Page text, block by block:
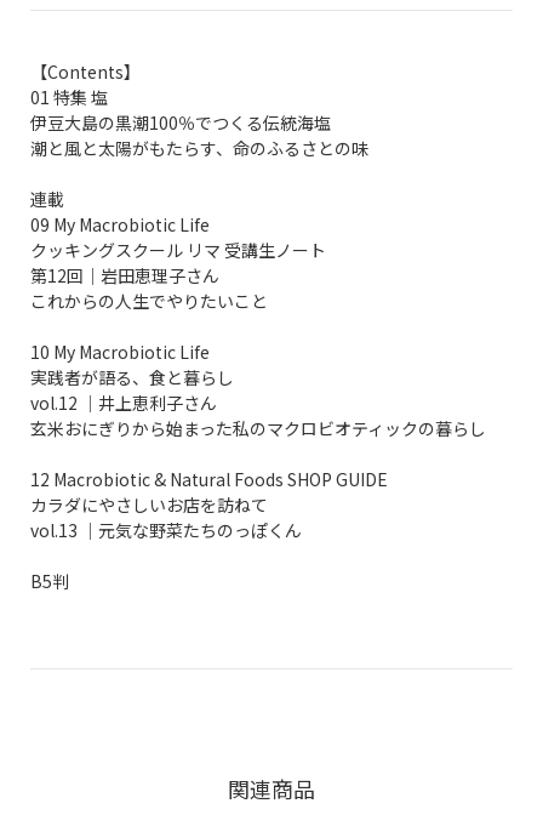
【Contents】
01 特集 塩
伊豆大島の黒潮100％でつくる伝統海塩
潮と風と太陽がもたらす、命のふるさとの味
連載
09 My Macrobiotic Life
クッキングスクール リマ 受講生ノート
第12回│岩田恵理子さん
これからの人生でやりたいこと
10 My Macrobiotic Life
実践者が語る、食と暮らし
vol.12 │井上恵利子さん
玄米おにぎりから始まった私のマクロビオティックの暮らし
12 Macrobiotic & Natural Foods SHOP GUIDE
カラダにやさしいお店を訪ねて
vol.13 │元気な野菜たちのっぽくん
B5判
関連商品